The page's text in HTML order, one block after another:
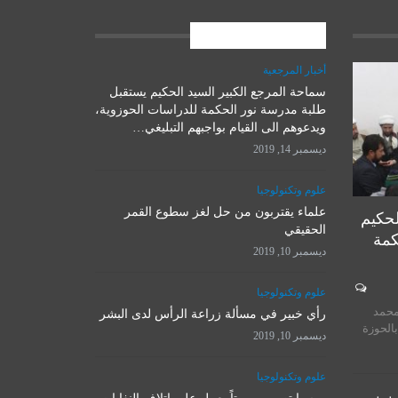
أخبار المرجعية
يستقبل رئيسة بعثة الأمم
المتحدة في العراق
أخبار المرجعية
سماحة المرجع الكبير السيد الحكيم يستقبل
طلبة مدرسة نور الحكمة للدراسات الحوزوية،
ويدعوهم الى القيام بواجبهم التبليغي…
ديسمبر 14, 2019
علوم وتكنولوجيا
علماء يقتربون من حل لغز سطوع القمر
الحقيقي
ديسمبر 10, 2019
علوم وتكنولوجيا
رأي خبير في مسألة زراعة الرأس لدى البشر
ديسمبر 10, 2019
علوم وتكنولوجيا